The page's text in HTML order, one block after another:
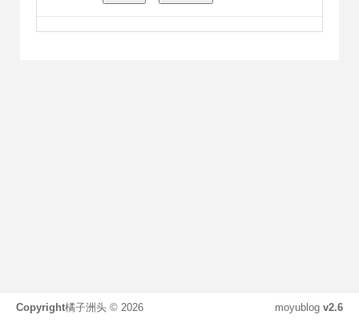
moyublog v2.6
Copyright橘子洲头 © 2026